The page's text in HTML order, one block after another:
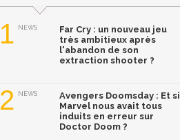
1 NEWS
Far Cry : un nouveau jeu
très ambitieux après
l'abandon de son
extraction shooter ?
2 NEWS
Avengers Doomsday : Et si
Marvel nous avait tous
induits en erreur sur
Doctor Doom ?